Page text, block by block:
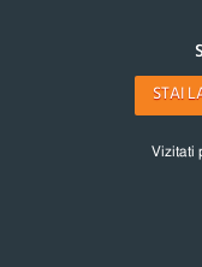
STAI
Vizitati